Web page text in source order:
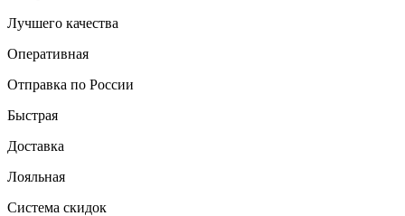
Лучшего качества
Оперативная
Отправка по России
Быстрая
Доставка
Лояльная
Система скидок